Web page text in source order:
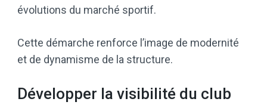
évolutions du marché sportif.
Cette démarche renforce l’image de modernité
et de dynamisme de la structure.
Développer la visibilité du club